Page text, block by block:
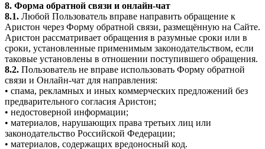
8. Форма обратной связи и онлайн-чат
8.1. Любой Пользователь вправе направить обращение к
Аристон через Форму обратной связи, размещённую на Сайте.
Аристон рассматривает обращения в разумные сроки или в
сроки, установленные применимым законодательством, если
таковые установлены в отношении поступившего обращения.
8.2. Пользователь не вправе использовать Форму обратной
связи и Онлайн-чат для направления:
• спама, рекламных и иных коммерческих предложений без
предварительного согласия Аристон;
• недостоверной информации;
• материалов, нарушающих права третьих лиц или
законодательство Российской Федерации;
• материалов, содержащих вредоносный код.